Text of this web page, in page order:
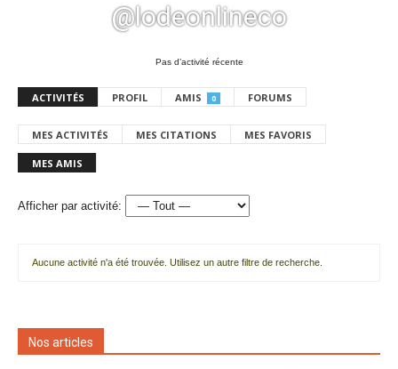
@lodeonlineco
Pas d’activité récente
ACTIVITÉS PROFIL AMIS 0 FORUMS
MES ACTIVITÉS MES CITATIONS MES FAVORIS
MES AMIS
Afficher par activité:
Aucune activité n'a été trouvée. Utilisez un autre filtre de recherche.
Nos articles